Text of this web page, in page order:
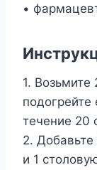
•
1.
течение 20
2.
и 1